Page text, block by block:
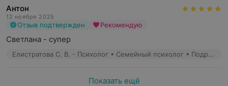
Антон
12 ноября 2025
Отзыв подтвержден Рекомендую
Светлана - супер
Елистратова С. В. - Психолог • Семейный психолог • Подростковый психолог
Показать ещё